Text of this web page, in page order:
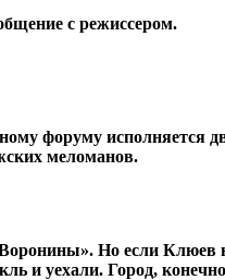
с режиссером.
форуму исполняется
меломанов.
Но если Клюев
и уехали. Город,